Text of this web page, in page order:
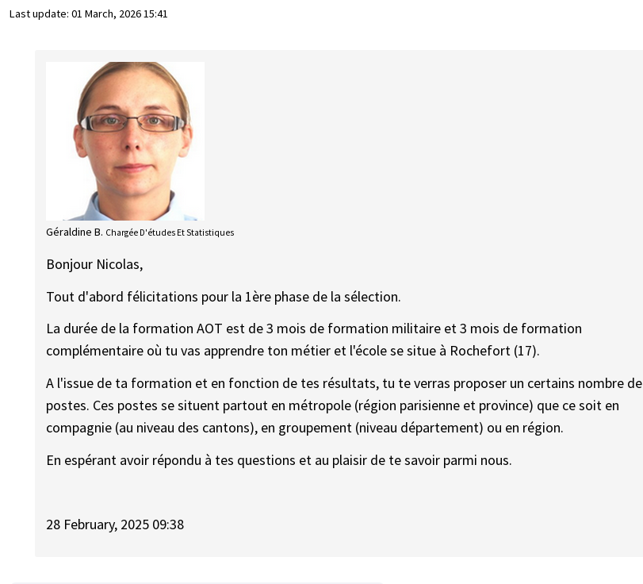
Last update: 01 March, 2026 15:41
Géraldine B. Chargée D'études Et Statistiques
Bonjour Nicolas,
Tout d'abord félicitations pour la 1ère phase de la sélection.
La durée de la formation AOT est de 3 mois de formation militaire et 3 mois de formation
complémentaire où tu vas apprendre ton métier et l'école se situe à Rochefort (17).
A l'issue de ta formation et en fonction de tes résultats, tu te verras proposer un certains nombre de
postes. Ces postes se situent partout en métropole (région parisienne et province) que ce soit en
compagnie (au niveau des cantons), en groupement (niveau département) ou en région.
En espérant avoir répondu à tes questions et au plaisir de te savoir parmi nous.
28 February, 2025 09:38